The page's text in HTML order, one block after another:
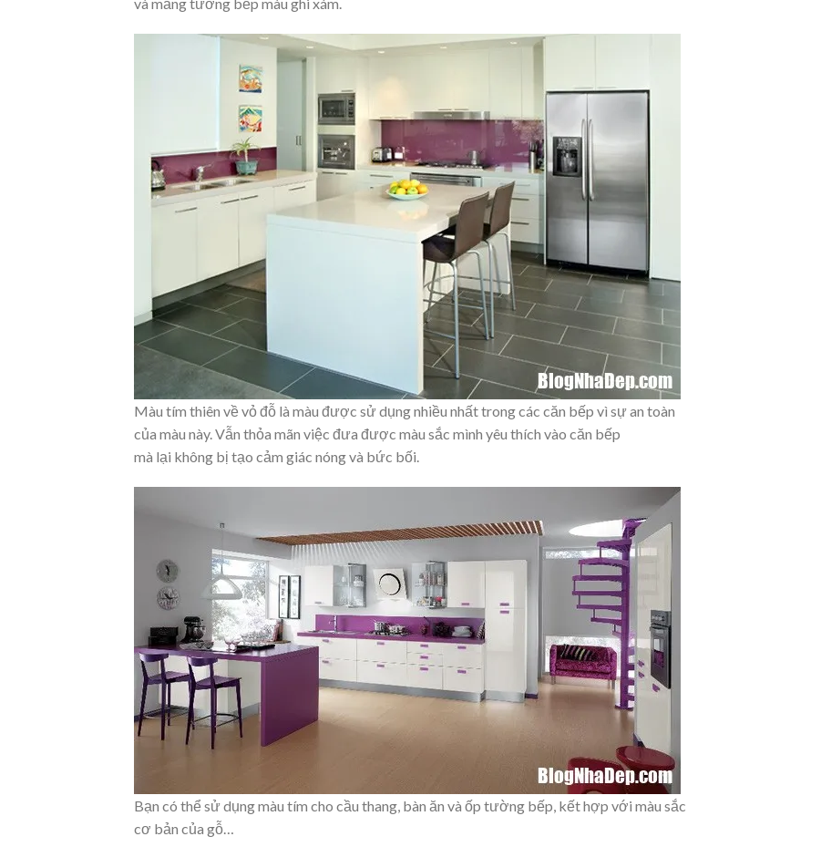
Màu tím thiên về vỏ đỗ là màu được sử dụng nhiều nhất trong các căn bếp vì sự an toàn
của màu này. Vẫn thỏa mãn việc đưa được màu sắc mình yêu thích vào căn bếp
mà lại không bị tạo cảm giác nóng và bức bối.
Bạn có thể sử dụng màu tím cho cầu thang, bàn ăn và ốp tường bếp, kết hợp với màu sắc
cơ bản của gỗ…